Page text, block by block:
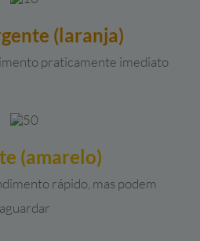
(laranja)
praticamente imediato
(amarelo)
rápido, mas podem
aguardar